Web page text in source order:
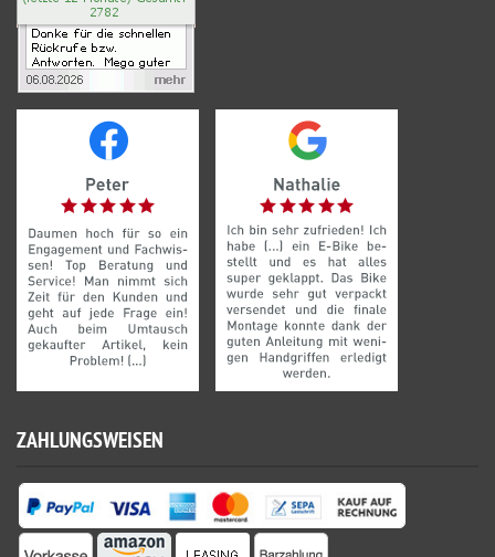
ZAHLUNGSWEISEN